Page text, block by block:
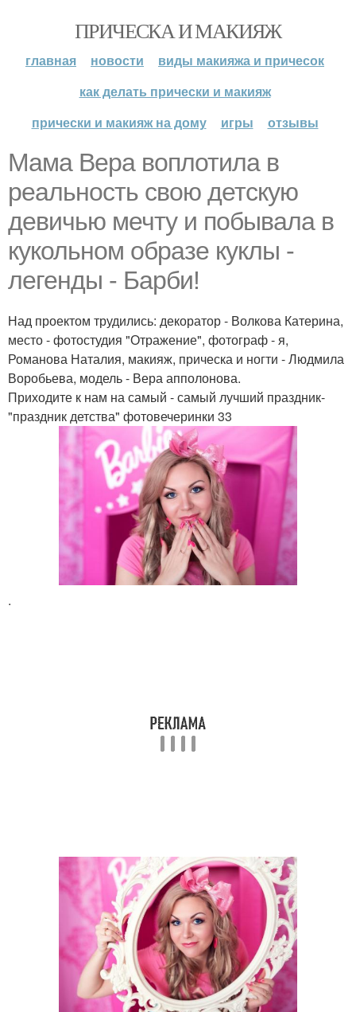
ПРИЧЕСКА И МАКИЯЖ
главная новости
виды макияжа и причесок
как делать прически и макияж
прически и макияж на дому
игры отзывы
Мама Вера воплотила в
реальность свою детскую
девичью мечту и побывала в
кукольном образе куклы -
легенды - Барби!
Над проектом трудились: декоратор - Волкова Катерина,
место - фотостудия "Отражение", фотограф - я,
Романова Наталия, макияж, прическа и ногти - Людмила
Воробьева, модель - Вера апполонова.
Приходите к нам на самый - самый лучший праздник-
"праздник детства" фотовечеринки 33
.